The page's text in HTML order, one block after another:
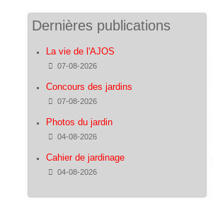
Dernières publications
La vie de l'AJOS
Détails
07-08-2026
Concours des jardins
Détails
07-08-2026
Photos du jardin
Détails
04-08-2026
Cahier de jardinage
Détails
04-08-2026